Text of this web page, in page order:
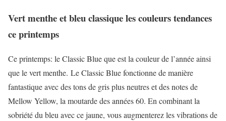
Vert menthe et bleu classique les couleurs tendances
ce printemps
Ce printemps: le Classic Blue que est la couleur de l’année ainsi
que le vert menthe. Le Classic Blue fonctionne de manière
fantastique avec des tons de gris plus neutres et des notes de
Mellow Yellow, la moutarde des années 60. En combinant la
sobriété du bleu avec ce jaune, vous augmenterez les vibrations de